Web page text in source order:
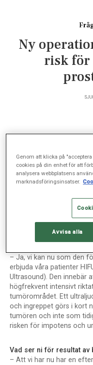
Ny
risk för
En ny
risken för impotens
högintensivt ultraljud
hela prostatan,
som
– Ja, vi kan nu som den
erbjuda våra patienter
Ultrasound). Den innebär
högfrekvent intensivt
tumörområdet. Ett
och ingreppet görs i kort
tumören och inte som
risken för impotens och
Vad ser ni för resultat av
– Att vi har nu har en
Genom att klicka på
cookies på din enhet för att
analysera webbplatsens
marknadsföringsinsatser.
Avvisa alla